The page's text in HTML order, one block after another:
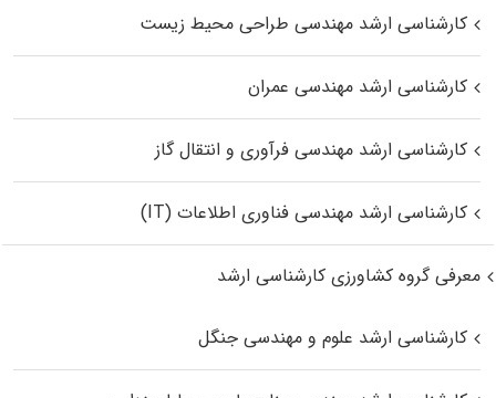
کارشناسی ارشد مهندسی طراحی محیط زیست
کارشناسی ارشد مهندسی عمران
کارشناسی ارشد مهندسی فرآوری و انتقال گاز
کارشناسی ارشد مهندسی فناوری اطلاعات (IT)
معرفی گروه کشاورزی کارشناسی ارشد
کارشناسی ارشد علوم و مهندسی جنگل